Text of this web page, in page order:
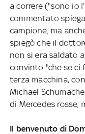
a correre ("sono io
commentato
campione, ma
spiegò che il
non si era saldato
convinto "che se ci
terza macchina,
Michael
di Mercedes rosse,
Il benvenuto di